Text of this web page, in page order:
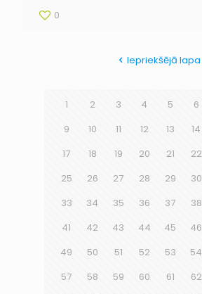
0
Iepriekšējā lapa
1 2 3 4 5 6
9
10 11 12 13 14
17
18 19 20 21 22
25
26 27 28 29 30
33
34 35 36 37 38
41
42 43 44 45 46
49
50 51 52 53 54
57
58 59 60 61 62